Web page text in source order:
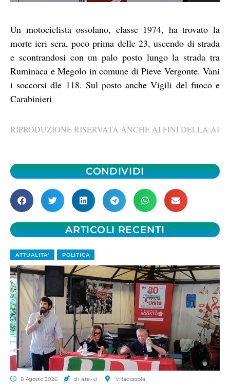
Un motociclista ossolano, classe 1974, ha trovato la
morte ieri sera, poco prima delle 23, uscendo di strada
e scontrandosi con un palo posto lungo la strada tra
Ruminaca e Megolo in comune di Pieve Vergonte. Vani
i soccorsi dle 118. Sul posto anche Vigili del fuoco e
Carabinieri
RIPRODUZIONE RISERVATA ANCHE AI FINI DELLA AI
CONDIVIDI
ARTICOLI RECENTI
ATTUALITA' POLITICA
8 Agosto 2026 di a.te.-v.l. Villadossola